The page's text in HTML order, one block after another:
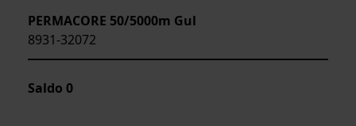
PERMACORE 50/5000m Gul
8931-32072
Saldo 0